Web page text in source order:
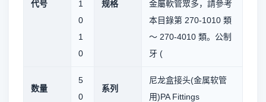
代号
1
0
1
0
规格
金屬軟管眾多，請參考
本目錄第 270-1010 類
～ 270-4010 類。公制
牙 (
数量
5
0
系列
尼龙盒接头(金属软管
用)PA Fittings